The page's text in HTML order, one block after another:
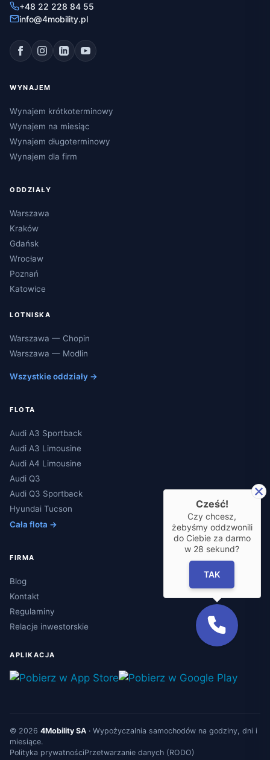
+48 22 228 84 55
info@4mobility.pl
WYNAJEM
Wynajem krótkoterminowy
Wynajem na miesiąc
Wynajem długoterminowy
Wynajem dla firm
ODDZIAŁY
Warszawa
Kraków
Gdańsk
Wrocław
Poznań
Katowice
LOTNISKA
Warszawa — Chopin
Warszawa — Modlin
Wszystkie oddziały →
FLOTA
Audi A3 Sportback
Audi A3 Limousine
Audi A4 Limousine
Audi Q3
Audi Q3 Sportback
Hyundai Tucson
Cała flota →
FIRMA
Blog
Kontakt
Regulaminy
Relacje inwestorskie
APLIKACJA
© 2026 4Mobility SA · Wypożyczalnia samochodów na godziny, dni i
miesiące.
Polityka prywatnościPrzetwarzanie danych (RODO)
Cześć!
Czy chcesz,
żebyśmy oddzwonili
do Ciebie za darmo
w 28 sekund?
TAK